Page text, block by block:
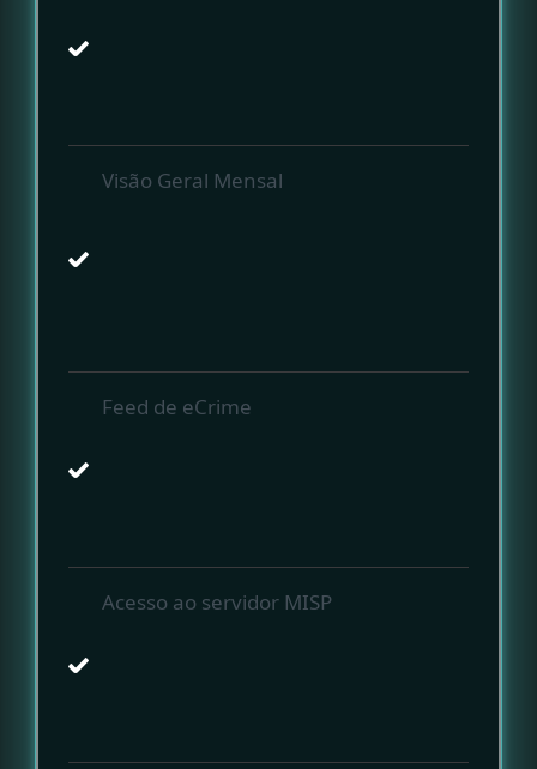
Visão Geral Mensal
Feed de eCrime
Acesso ao servidor MISP